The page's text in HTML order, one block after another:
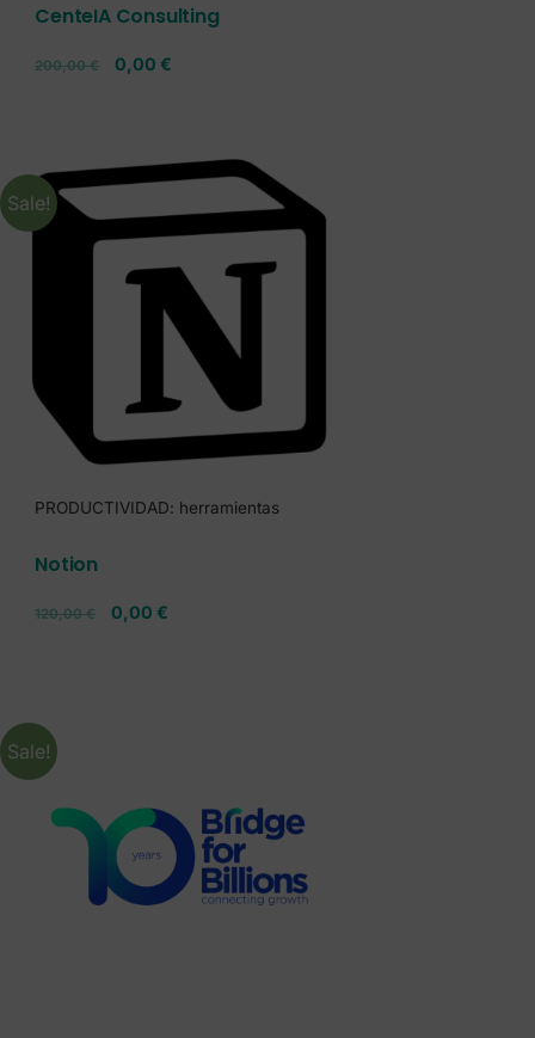
CenteIA Consulting
200,00€ 0,00 €
Sale!
PRODUCTIVIDAD: herramientas
Notion
120,00€ 0,00 €
Sale!